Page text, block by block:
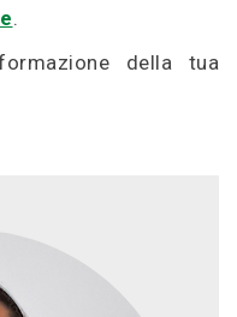
.
della tua